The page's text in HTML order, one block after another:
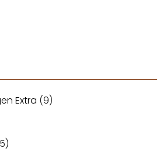
Extra (9)